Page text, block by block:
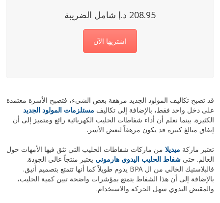
208.95 د.إ شامل الضريبة
اشتريها الآن
قد تصبح تكاليف المولود الجديد مرهقة بعض الشيء، فتصبح الأسرة معتمدة
على دخل واحد فقط، بالإضافة إلى تكاليف مستلزمات المولود الجديد
الكثيرة. بينما نعلم أن أداء شفاطات الحليب الكهربائية رائع ومتميز إلى أن
إنفاق مبالغ كبيرة قد يكون مرهقاً لبعض الأسر.
تعتبر ماركة ميديلا من ماركات شفاطات الحليب التي تثق فيها الأمهات حول
العالم. حتى شفاط الحليب اليدوي هارموني يعتبر منتجاً عالي الجودة.
فالبلاستيك الخالي من ال BPA يدوم طويلاً كما أنها تتمتع بتصميم أنيق.
بالإضافة إلى أن هذا الشفاط يتمتع بمؤشرات واضحة تبين كمية الحليب،
والمقبض اليدوي سهل الحركة والاستخدام.